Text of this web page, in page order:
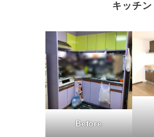
キッチン
Before